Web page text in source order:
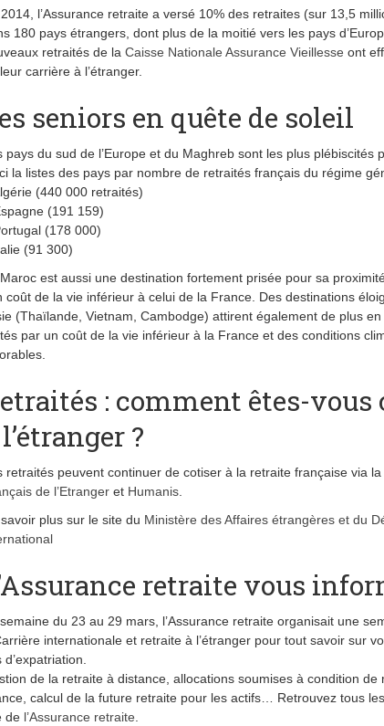
l’Assurance retraite a versé 10% des retraites (sur 13,5
180 pays étrangers, dont plus de la moitié vers les pays
retraités de la Caisse Nationale Assurance Vieillesse ont
carrière à l’étranger.
seniors en quête de soleil
pays du sud de l’Europe et du Maghreb sont les plus plébiscités
la listes des pays par nombre de retraités français du régime
(440 000 retraités)
(191 159)
(178 000)
(91 300)
est aussi une destination fortement prisée pour sa
coût de la vie inférieur à celui de la France. Des destinations
(Thaïlande, Vietnam, Cambodge) attirent également de plus
par un coût de la vie inférieur à la France et des conditions
: comment êtes-vous
?
retraités peuvent continuer de cotiser à la retraite française via la
de l’Etranger et Humanis.
plus sur le site du Ministère des Affaires étrangères et du
retraite vous
du 23 au 29 mars, l’Assurance retraite organisait une
internationale et retraite à l’étranger pour tout savoir sur
d’expatriation.
de la retraite à distance, allocations soumises à condition de
calcul de la future retraite pour les actifs… Retrouvez tous
de l’Assurance retraite.